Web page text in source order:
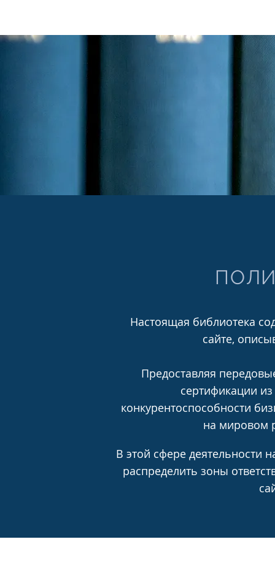
Настоящая библиотека
сайте,
Предоставляя
сертификации
конкурентоспособности
на мировом
В этой сфере деятельности
распределить зоны